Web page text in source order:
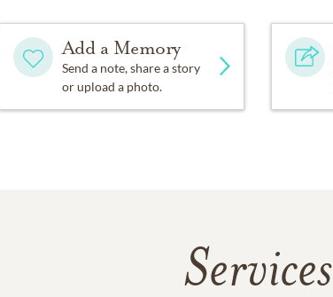
Add a Memory
Send a note, share a story
or upload a photo.
Services